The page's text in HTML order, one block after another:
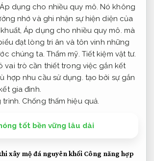
Áp dụng cho nhiều quy mô. Nó không
nhớ và ghi nhận sự hiện diện của
Áp dụng cho nhiều quy mô. mà
đạt lòng tri ân và tôn vinh những
chúng ta. Thẩm mỹ. Tiết kiệm vật tư.
vai trò cần thiết trong việc gắn kết
hợp nhu cầu sử dụng. tạo bởi sự gắn
gia đình.
trình. Chống thấm hiệu quả.
tốt bền vững lâu dài
xây mộ đá nguyên khối Công năng hợp